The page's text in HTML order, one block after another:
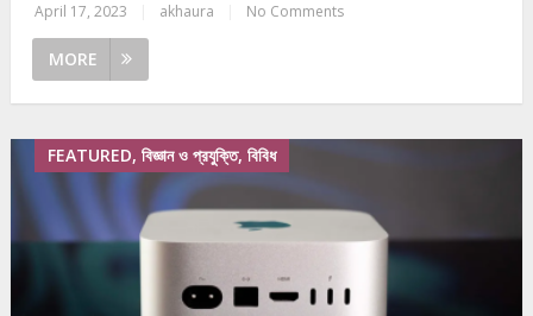
April 17, 2023 akhaura No Comments
MORE
FEATURED, বিজ্ঞান ও প্রযুক্তি, বিবিধ